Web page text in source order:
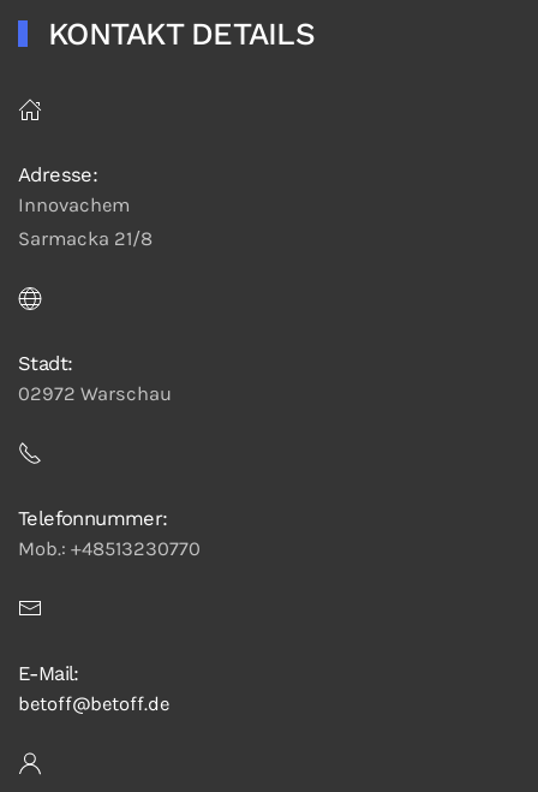
KONTAKT DETAILS
Adresse:
Innovachem
Sarmacka 21/8
Stadt:
02972 Warschau
Telefonnummer:
Mob.: +48513230770
E-Mail:
betoff@betoff.de